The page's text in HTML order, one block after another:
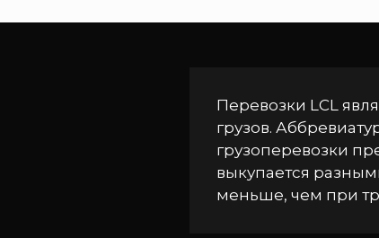
Перевозки LCL
грузов.
грузоперевозки
выкупается
меньше, чем при